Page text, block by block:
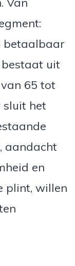
betaalbaar
uit
65 tot
sluit het
aandacht
en
plint, willen